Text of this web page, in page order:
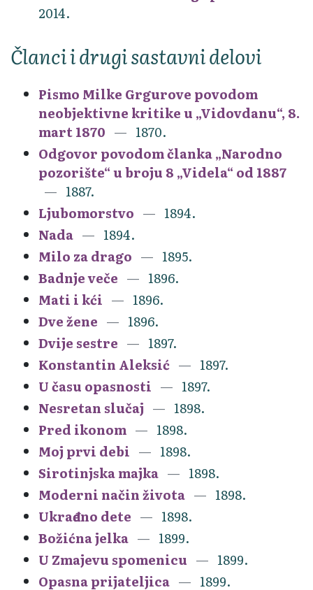
2014.
Članci i drugi sastavni delovi
Pismo Milke Grgurove povodom
neobjektivne kritike u „Vidovdanu“, 8.
mart 1870
1870.
Odgovor povodom članka „Narodno
pozorište“ u broju 8 „Videla“ od 1887
1887.
Ljubomorstvo
1894.
Nada
1894.
Milo za drago
1895.
Badnje veče
1896.
Mati i kći
1896.
Dve žene
1896.
Dvije sestre
1897.
Konstantin Aleksić
1897.
U času opasnosti
1897.
Nesretan slučaj
1898.
Pred ikonom
1898.
Moj prvi debi
1898.
Sirotinjska majka
1898.
Moderni način života
1898.
Ukrađeno dete
1898.
Božićna jelka
1899.
U Zmajevu spomenicu
1899.
Opasna prijateljica
1899.